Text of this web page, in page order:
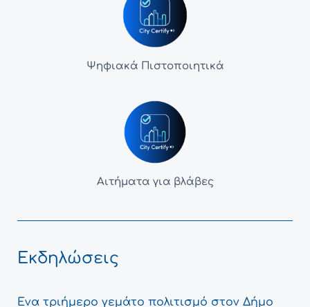
Ψηφιακά Πιστοποιητικά
Αιτήματα για βλάβες
Εκδηλώσεις
Ένα τριήμερο γεμάτο πολιτισμό στον Δήμο